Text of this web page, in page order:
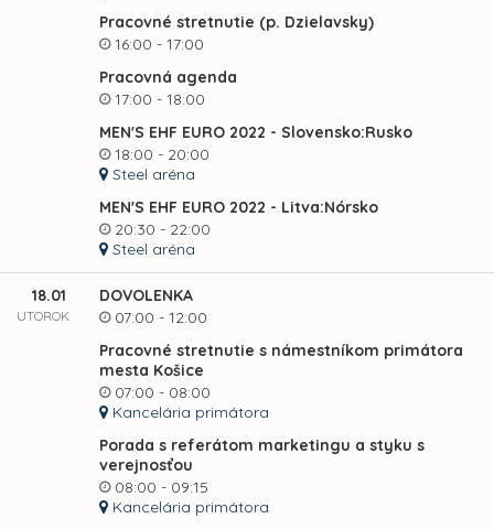
Pracovné stretnutie (p. Dzielavsky)
16:00 - 17:00
Pracovná agenda
17:00 - 18:00
MEN'S EHF EURO 2022 - Slovensko:Rusko
18:00 - 20:00
Steel aréna
MEN'S EHF EURO 2022 - Litva:Nórsko
20:30 - 22:00
Steel aréna
18.01
UTOROK
DOVOLENKA
07:00 - 12:00
Pracovné stretnutie s námestníkom primátora
mesta Košice
07:00 - 08:00
Kancelária primátora
Porada s referátom marketingu a styku s
verejnosťou
08:00 - 09:15
Kancelária primátora